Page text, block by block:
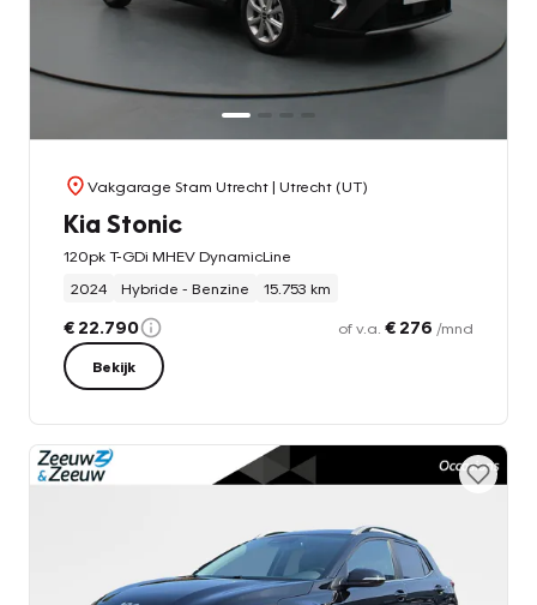
Vakgarage Stam Utrecht| Utrecht (UT)
Kia Stonic
120pk T-GDi MHEV DynamicLine
2024
Hybride - Benzine 15.753 km
€ 22.790 of v.a. € 276 /mnd
Bekijk